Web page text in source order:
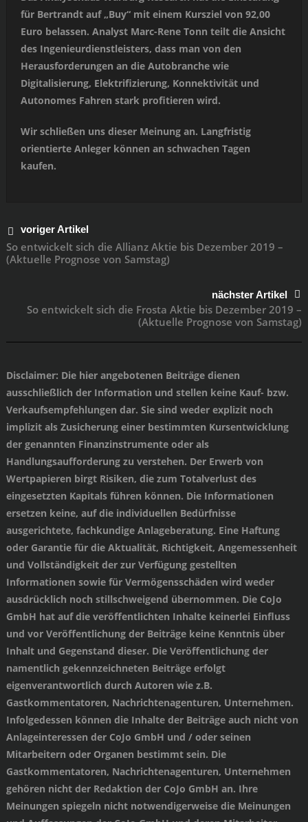
für Bertrandt auf „Buy“ mit einem Kursziel von 92,00
Euro belassen. Analyst Marc-Rene Tonn teilt die Ansicht
des Ingenieurdienstleisters, dass man von den
Herausforderungen an die Autobranche wie
Digitalisierung, Elektrifizierung, Konnektivität und
Autonomes Fahren stark profitieren wird.
Wir schließen uns dieser Meinung an. Langfristig
orientierte Anleger können an schwachen Tagen
kaufen.
voriger Artikel
So entwickelt sich die Allianz Aktie bis Dezember 2019 –
(Aktuelle Prognose von Samstag)
nächster Artikel
So entwickelt sich die Frosta Aktie bis Dezember 2019 –
(Aktuelle Prognose von Samstag)
Disclaimer: Die hier angebotenen Beiträge dienen
ausschließlich der Information und stellen keine Kauf- bzw.
Verkaufsempfehlungen dar. Sie sind weder explizit noch
implizit als Zusicherung einer bestimmten Kursentwicklung
der genannten Finanzinstrumente oder als
Handlungsaufforderung zu verstehen. Der Erwerb von
Wertpapieren birgt Risiken, die zum Totalverlust des
eingesetzten Kapitals führen können. Die Informationen
ersetzen keine, auf die individuellen Bedürfnisse
ausgerichtete, fachkundige Anlageberatung. Eine Haftung
oder Garantie für die Aktualität, Richtigkeit, Angemessenheit
und Vollständigkeit der zur Verfügung gestellten
Informationen sowie für Vermögensschäden wird weder
ausdrücklich noch stillschweigend übernommen. Die CoJo
GmbH hat auf die veröffentlichten Inhalte keinerlei Einfluss
und vor Veröffentlichung der Beiträge keine Kenntnis über
Inhalt und Gegenstand dieser. Die Veröffentlichung der
namentlich gekennzeichneten Beiträge erfolgt
eigenverantwortlich durch Autoren wie z.B.
Gastkommentatoren, Nachrichtenagenturen, Unternehmen.
Infolgedessen können die Inhalte der Beiträge auch nicht von
Anlageinteressen der CoJo GmbH und / oder seinen
Mitarbeitern oder Organen bestimmt sein. Die
Gastkommentatoren, Nachrichtenagenturen, Unternehmen
gehören nicht der Redaktion der CoJo GmbH an. Ihre
Meinungen spiegeln nicht notwendigerweise die Meinungen